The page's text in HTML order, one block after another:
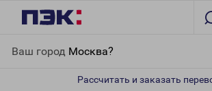
Ваш город Москва?
Рассчитать и заказать